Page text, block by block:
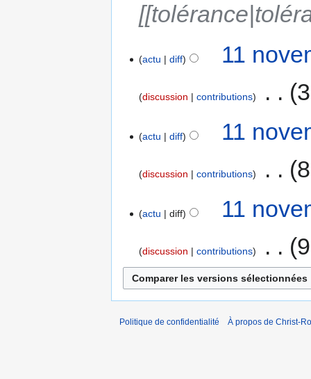
actu diff 11
discussion contributions
actu diff 11
discussion contributions
actu diff 11
discussion contributions
Politique de confidentialité À propos de Christ-